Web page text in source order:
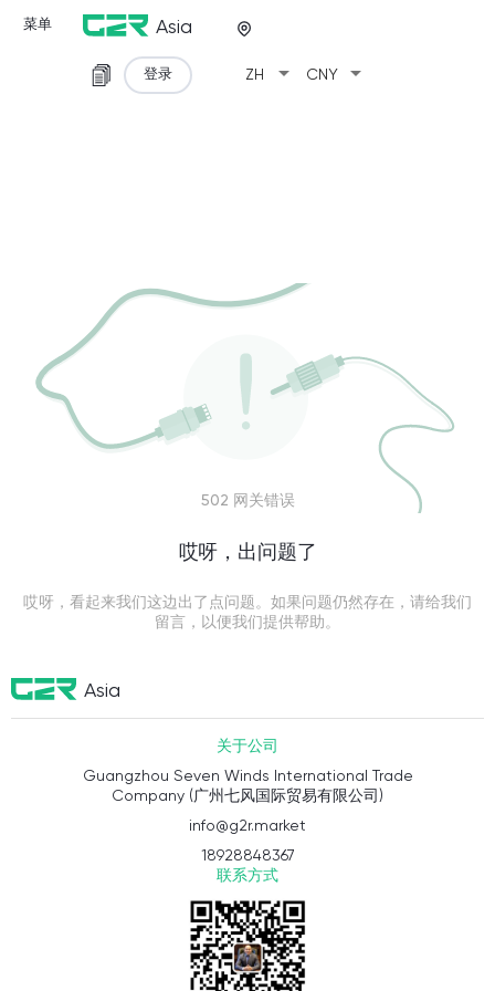
菜单 Asia
ZH arrow_drop_down CNY arrow_drop_down
登录
502 网关错误
哎呀，出问题了
哎呀，看起来我们这边出了点问题。如果问题仍然存在，请给我们
留言，以便我们提供帮助。
Asia
关于公司
Guangzhou Seven Winds International Trade
Company (广州七风国际贸易有限公司)
info@g2r.market
18928848367
联系方式